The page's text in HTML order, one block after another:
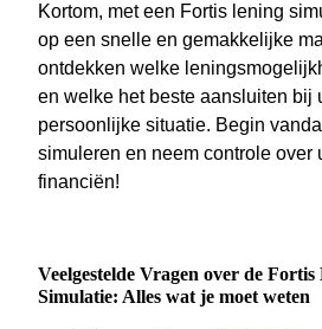
Kortom, met een Fortis lening
op een snelle en gemakkelijke
ontdekken welke
en welke het beste aansluiten bij
persoonlijke situatie. Begin
simuleren en neem controle over
financiën!
Veelgestelde Vragen over de
Simulatie: Alles wat je moet weten